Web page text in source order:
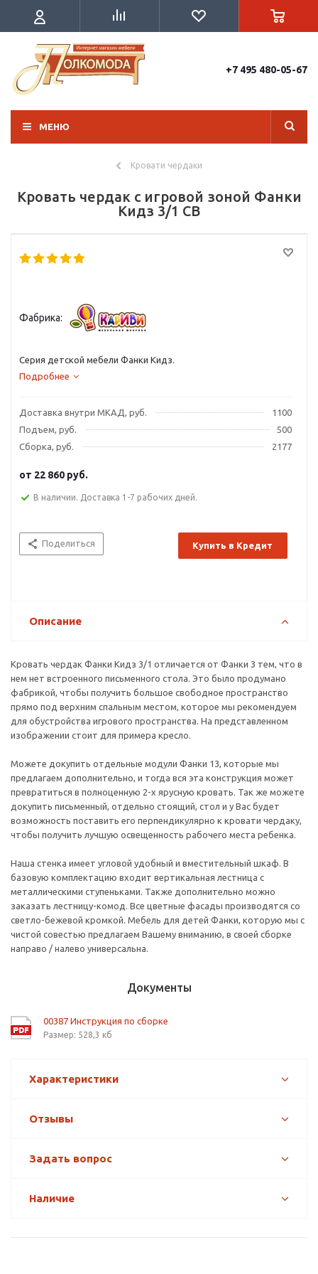
+7 495 480-05-67
МЕНЮ
Кровати чердаки
Кровать чердак с игровой зоной Фанки
Кидз 3/1 СВ
Фабрика:
Серия детской мебели Фанки Кидз.
Подробнее
Доставка внутри МКАД, руб.
1100
Подъем, руб.
500
Сборка, руб.
2177
от 22 860 руб.
В наличии. Доставка 1-7 рабочих дней.
Поделиться Купить в Кредит
Описание
Кровать чердак Фанки Кидз 3/1 отличается от Фанки 3 тем, что в
нем нет встроенного письменного стола. Это было продумано
фабрикой, чтобы получить большое свободное пространство
прямо под верхним спальным местом, которое мы рекомендуем
для обустройства игрового пространства. На представленном
изображении стоит для примера кресло.
Можете докупить отдельные модули Фанки 13, которые мы
предлагаем дополнительно, и тогда вся эта конструкция может
превратиться в полноценную 2-х ярусную кровать. Так же можете
докупить письменный, отдельно стоящий, стол и у Вас будет
возможность поставить его перпендикулярно к кровати чердаку,
чтобы получить лучшую освещенность рабочего места ребенка.
Наша стенка имеет угловой удобный и вместительный шкаф. В
базовую комплектацию входит вертикальная лестница с
металлическими ступеньками. Также дополнительно можно
заказать лестницу-комод. Все цветные фасады производятся со
светло-бежевой кромкой. Мебель для детей Фанки, которую мы с
чистой совестью предлагаем Вашему вниманию, в своей сборке
направо / налево универсальна.
Документы
00387 Инструкция по сборке
Размер: 528,3 кб
Характеристики
Отзывы
Задать вопрос
Наличие